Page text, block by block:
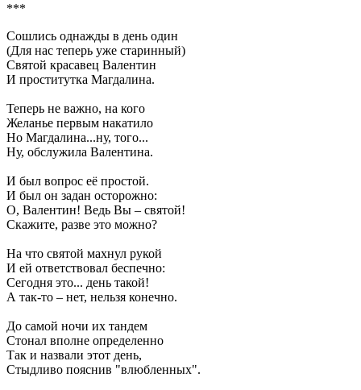
***
Сошлись однажды в день один
(Для нас теперь уже старинный)
Святой красавец Валентин
И проститутка Магдалина.
Теперь не важно, на кого
Желанье первым накатило
Но Магдалина...ну, того...
Ну, обслужила Валентина.
И был вопрос её простой.
И был он задан осторожно:
О, Валентин! Ведь Вы – святой!
Скажите, разве это можно?
На что святой махнул рукой
И ей ответствовал беспечно:
Сегодня это... день такой!
А так-то – нет, нельзя конечно.
До самой ночи их тандем
Стонал вполне определенно
Так и назвали этот день,
Стыдливо пояснив "влюбленных".